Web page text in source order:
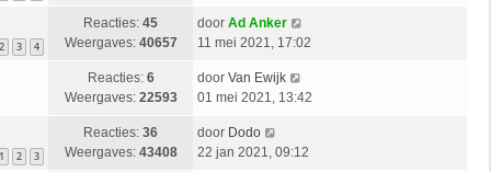
2 3 4
Reacties: 45
Weergaves: 40657
door Ad Anker
11 mei 2021, 17:02
Reacties: 6
Weergaves: 22593
door Van Ewijk
01 mei 2021, 13:42
1 2 3
Reacties: 36
Weergaves: 43408
door Dodo
22 jan 2021, 09:12